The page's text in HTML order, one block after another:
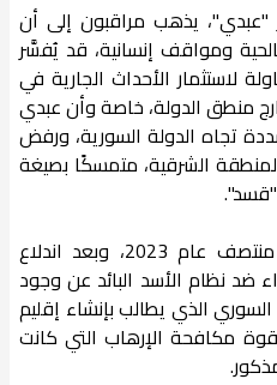
يذهب مراقبون إلى أن
ومواقف إنسانية، قد يُفسَّر
لاستثمار الأحداث الجارية في
منطق الدولة، خاصة وأن عبدي
تجاه الدولة السورية، ورفض
الشرقية، متمسكًا بصيغة
وتشير تقارير إعلامية أنه منذ منتصف عام 2023، وبعد اندلاع
ضد نظام الأسد البائد عن وجود
الذي يطالب بإنشاء إقليم
مكافحة الإرهاب التي كانت